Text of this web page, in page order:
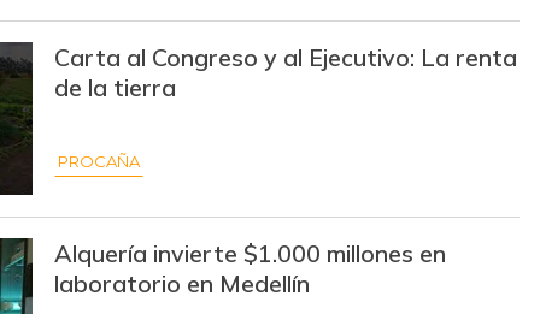
$ 2.140,00 +$ 80,00 +3,88%
$ 3.511,00
$ 7.750,00 - -
$ 12.525,00 +$ 175,00
Carta al Congreso y al Ejecutivo: La renta
de la tierra
PROCAÑA
Alquería invierte $1.000 millones en
laboratorio en Medellín